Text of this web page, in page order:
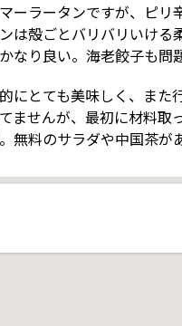
ーラータンですが、ピリ
は殻ごとバリバリいけ
なり良い。海老餃子も問
にとても美味しく、また
ませんが、最初に材料取
無料のサラダや中国茶